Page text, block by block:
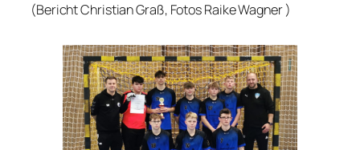
(Bericht Christian Graß, Fotos Raike Wagner )